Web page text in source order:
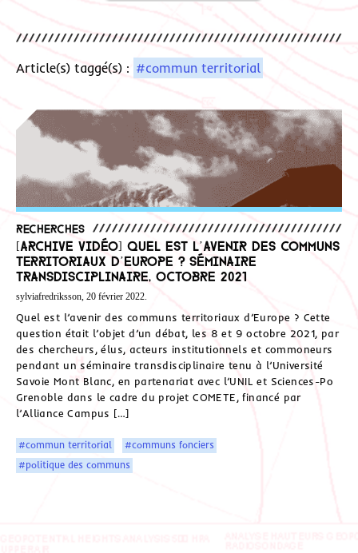
Article(s) taggé(s) : #commun territorial
Recherches
[Archive vidéo] Quel est l’avenir des communs
territoriaux d’Europe ? Séminaire
transdisciplinaire, octobre 2021
sylviafredriksson, 20 février 2022.
Quel est l’avenir des communs territoriaux d’Europe ? Cette
question était l’objet d’un débat, les 8 et 9 octobre 2021, par
des chercheurs, élus, acteurs institutionnels et commoneurs
pendant un séminaire transdisciplinaire tenu à l’Université
Savoie Mont Blanc, en partenariat avec l’UNIL et Sciences-Po
Grenoble dans le cadre du projet COMETE, financé par
l’Alliance Campus […]
#commun territorial
#communs fonciers
#politique des communs